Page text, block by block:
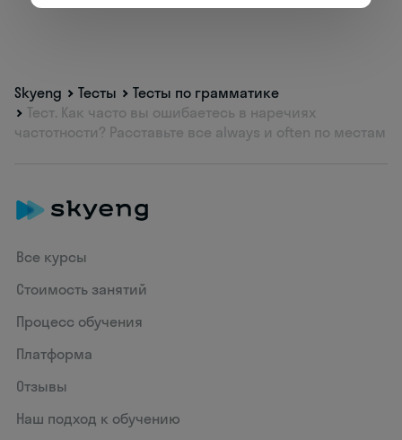
Skyeng Тесты
Тесты по грамматике
Тест. Как часто вы ошибаетесь в наречиях
частотности? Расставьте все always и often по местам
Все курсы
Стоимость занятий
Процесс обучения
Платформа
Отзывы
Наш подход к обучению